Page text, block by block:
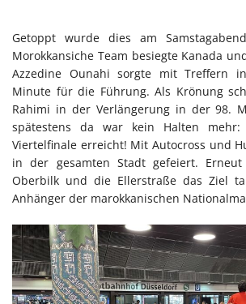
Getoppt wurde dies am
Morokkansiche Team besiegte Kanada
Azzedine Ounahi sorgte mit Treffern
Minute für die Führung. Als Krönung
Rahimi in der Verlängerung in der 98.
spätestens da war kein Halten
Viertelfinale erreicht! Mit Autocross und
in der gesamten Stadt gefeiert.
Oberbilk und die Ellerstraße das Ziel
Anhänger der marokkanischen